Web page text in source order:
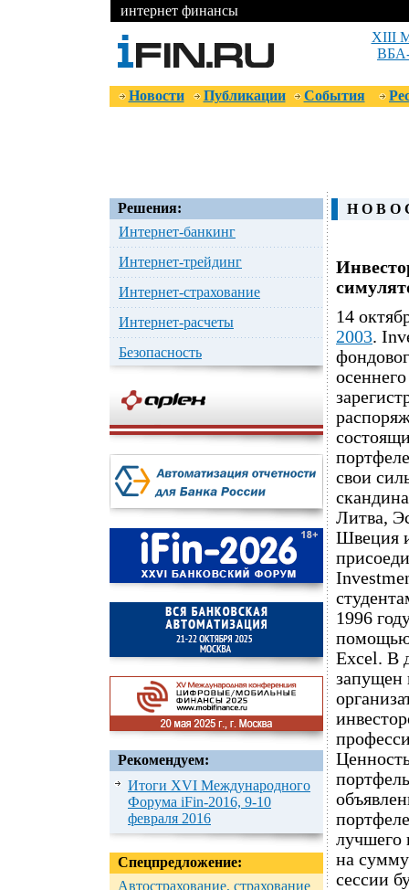
интернет финансы
XIII
ВБА-
Новости Публикации События
Решения:
Интернет-банкинг
Интернет-трейдинг
Интернет-страхование
Интернет-расчеты
Безопасность
Рекомендуем:
Итоги XVI Международного
Форума iFin-2016, 9-10
февраля 2016
Спецпредложение:
Автострахование, страхование
Н О В О
14
2003.
свои
Литва,
Швеция
1996
помощью
Excel. В
запущен
лучшего
на
сессии